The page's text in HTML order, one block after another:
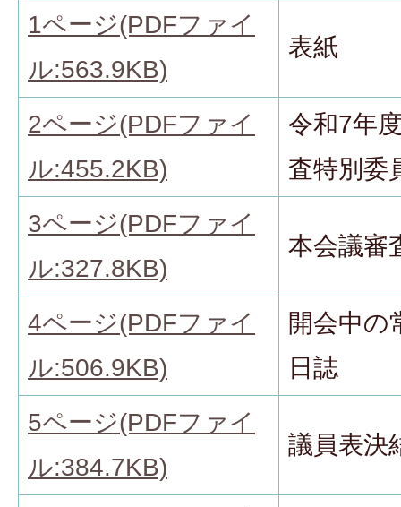
1ページ(PDFファイ
ル:563.9KB)
表紙
2ページ(PDFファイ
ル:455.2KB)
令和7年
査特別委
3ページ(PDFファイ
ル:327.8KB)
本会議審
4ページ(PDFファイ
ル:506.9KB)
開会中の
日誌
5ページ(PDFファイ
ル:384.7KB)
議員表決